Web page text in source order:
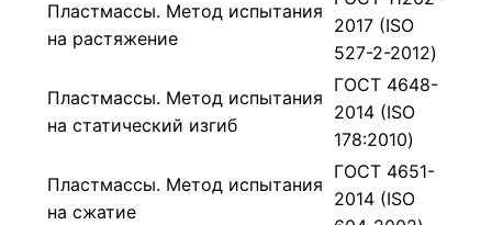
Пластмассы. Метод испытания
на растяжение
2017 (ISO
527-2-2012)
Пластмассы. Метод испытания
на статический изгиб
ГОСТ 4648-
2014 (ISO
178:2010)
Пластмассы. Метод испытания
на сжатие
ГОСТ 4651-
2014 (ISO